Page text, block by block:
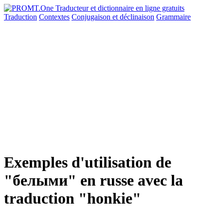
Traduction Contextes Conjugaison et déclinaison Grammaire
Exemples d'utilisation de
"белыми" en russe avec la
traduction "honkie"